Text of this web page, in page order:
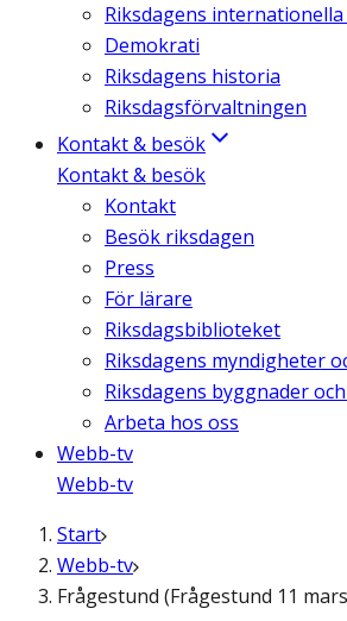
Riksdagens
Demokrati
Riksdagens historia
Riksdagsförvaltningen
Kontakt & besök
Kontakt & besök
Kontakt
Besök riksdagen
Press
För lärare
Riksdagsbiblioteket
Riksdagens myndigheter
Riksdagens byggnader
Arbeta hos oss
Webb-tv
Webb-tv
Start
Webb-tv
Frågestund (Frågestund 11